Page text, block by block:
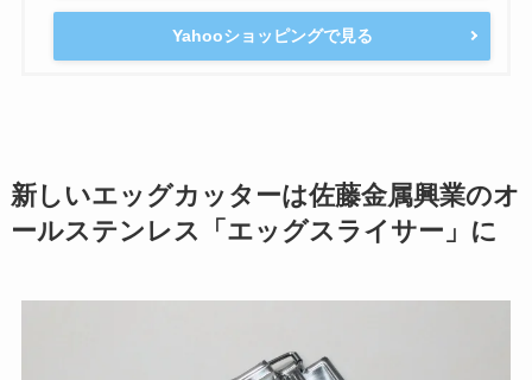
Yahooショッピングで見る
新しいエッグカッターは佐藤金属興業のオ
ールステンレス「エッグスライサー」に